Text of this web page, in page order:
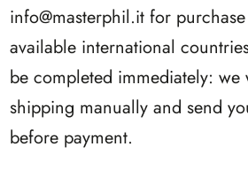
info@masterphil.it for
available international
be completed immediately:
shipping manually and send
before payment.